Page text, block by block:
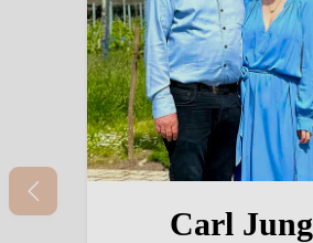
Carl Jung